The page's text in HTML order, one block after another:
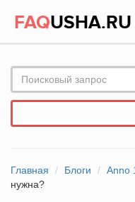
FAQUSHA.RU
Главная Блоги Anno
нужна?